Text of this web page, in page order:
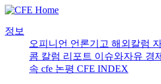
정보
오피니언 언론기고 해외칼럼
콤 칼럼 리포트 이슈와자유 경
속 cfe 논평 CFE INDEX